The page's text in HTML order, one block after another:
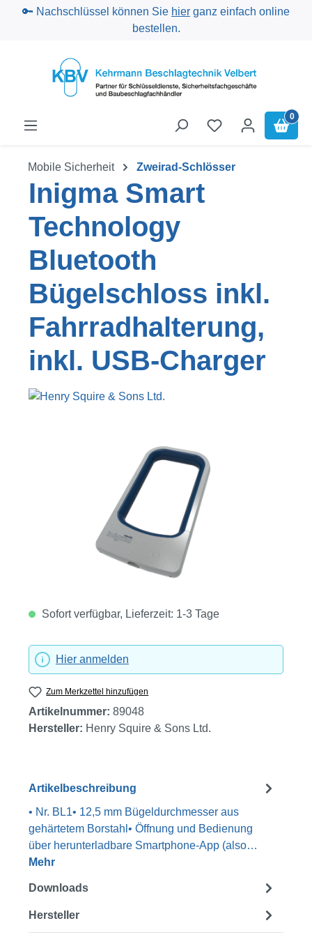
Zum Hauptinhalt springen
🔑 Nachschlüssel können Sie hier ganz einfach online
bestellen.
0
Mobile Sicherheit Zweirad-Schlösser
Inigma Smart
Technology
Bluetooth
Bügelschloss inkl.
Fahrradhalterung,
inkl. USB-Charger
Sofort verfügbar, Lieferzeit: 1-3 Tage
Hier anmelden
Zum Merkzettel hinzufügen
Artikelnummer: 89048
Hersteller: Henry Squire & Sons Ltd.
Artikelbeschreibung
• Nr. BL1• 12,5 mm Bügeldurchmesser aus
gehärtetem Borstahl• Öffnung und Bedienung
über herunterladbare Smartphone-App (also…
Mehr
Downloads
Hersteller